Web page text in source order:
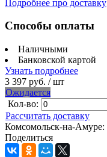
Подробнее про доставку
Способы оплаты
Наличными
Банковской картой
Узнать подробнее
3 397 руб. / шт
Ожидается
Кол-во:
Рассчитать доставку
Комсомольск-на-Амуре:
Поделиться